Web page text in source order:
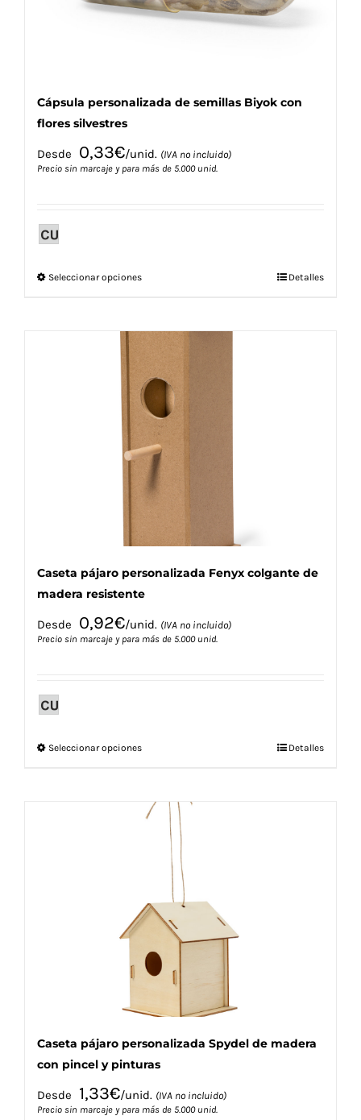
página
Cápsula personalizada de semillas Biyok con
flores silvestres
Desde 0,33€/unid. (IVA no incluido)
Precio sin marcaje y para más de 5.000 unid.
Seleccionar opcionesEste
múltiples
variantes.
Las
opciones
se
pueden
elegir
en
la
página
producto
Detalles
Caseta pájaro personalizada Fenyx colgante de
madera resistente
Desde 0,92€/unid. (IVA no incluido)
Precio sin marcaje y para más de 5.000 unid.
Seleccionar opcionesEste
múltiples
variantes.
opciones
pueden
elegir
en
página
de
Detalles
Caseta pájaro personalizada Spydel de madera
con pincel y pinturas
Desde 1,33€/unid. (IVA no incluido)
Precio sin marcaje y para más de 5.000 unid.